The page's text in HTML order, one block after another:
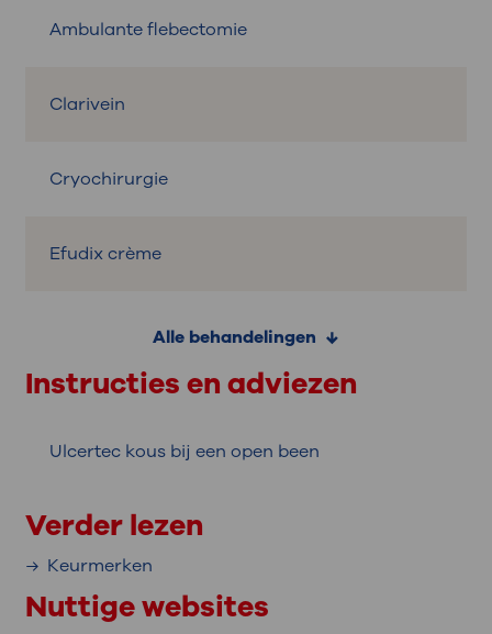
Ambulante flebectomie
Clarivein
Cryochirurgie
Efudix crème
Alle behandelingen
Instructies en adviezen
Ulcertec kous bij een open been
Verder lezen
Keurmerken
Nuttige websites